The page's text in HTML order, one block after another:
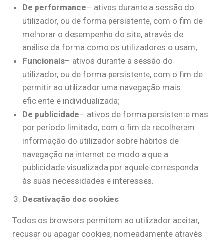
De performance– ativos durante a sessão do
utilizador, ou de forma persistente, com o fim de
melhorar o desempenho do site, através de
análise da forma como os utilizadores o usam;
Funcionais– ativos durante a sessão do
utilizador, ou de forma persistente, com o fim de
permitir ao utilizador uma navegação mais
eficiente e individualizada;
De publicidade– ativos de forma persistente mas
por período limitado, com o fim de recolherem
informação do utilizador sobre hábitos de
navegação na internet de modo a que a
publicidade visualizada por aquele corresponda
às suas necessidades e interesses.
Desativação dos cookies
Todos os browsers permitem ao utilizador aceitar,
recusar ou apagar cookies, nomeadamente através